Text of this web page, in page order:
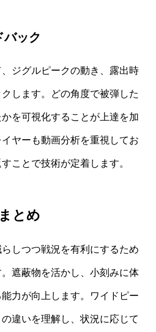
バック
ジグルピークの動き、露出時
します。どの角度で被弾した
を可視化することが上達を加
ヤーも動画分析を重視してお
ことで技術が定着します。
まとめ
しつつ戦況を有利にするため
遮蔽物を活かし、小刻みに体
力が向上します。ワイドピー
違いを理解し、状況に応じて